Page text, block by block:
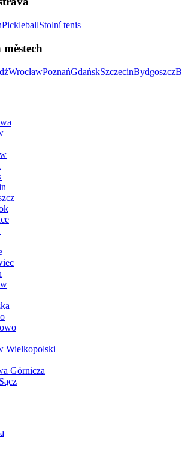
PickleballStolní tenis
WrocławPoznańGdańskSzczecinBydgoszcz
Wielkopolski
Górnicza